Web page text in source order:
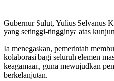
Gubernur Sulut, Yulius Selvanus
yang setinggi-tingginya atas
Ia menegaskan, pemerintah
kolaborasi bagi seluruh elemen
keagamaan, guna mewujudkan
berkelanjutan.